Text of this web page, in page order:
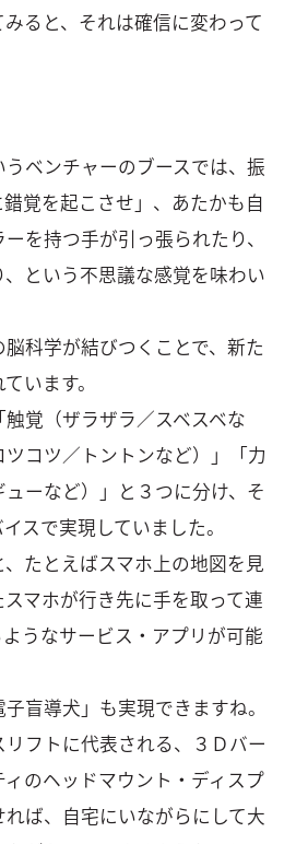
ると、それは確信に変わって
ベンチャーのブースでは、振
覚を起こさせ」、あたかも自
を持つ手が引っ張られたり、
という不思議な感覚を味わい
科学が結びつくことで、新た
います。
覚（ザラザラ／スベスベな
ツコツ／トントンなど）」「力
ーなど）」と３つに分け、そ
スで実現していました。
たとえばスマホ上の地図を見
マホが行き先に手を取って連
うなサービス・アプリが可能
盲導犬」も実現できますね。
フトに代表される、３Ｄバー
のヘッドマウント・ディスプ
れば、自宅にいながらにして大